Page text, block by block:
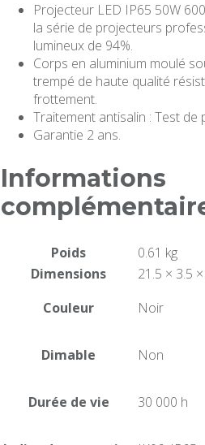
Projecteur LED IP65 50W
la série de projecteurs
lumineux de 94%.
Corps en aluminium moulé
trempé de haute qualité
frottement.
Traitement antisalin : Test de
Garantie 2 ans.
Informations
Poids
0.61 kg
Dimensions
21.5 × 3.5
Couleur
Noir
Dimable Non
Durée de vie 30 000 h